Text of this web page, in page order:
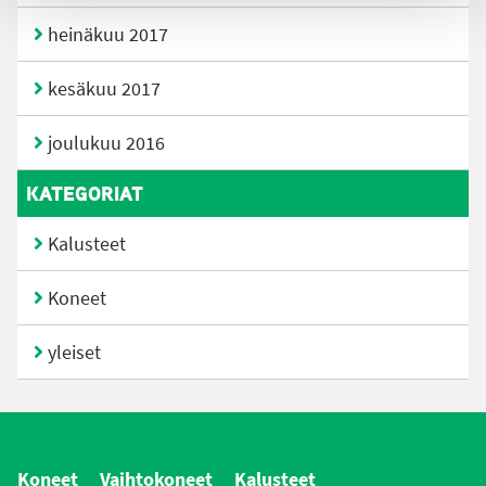
heinäkuu 2017
kesäkuu 2017
joulukuu 2016
KATEGORIAT
Kalusteet
Koneet
yleiset
Koneet Vaihtokoneet Kalusteet